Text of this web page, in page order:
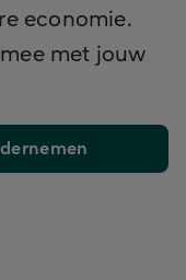
economie.
met jouw